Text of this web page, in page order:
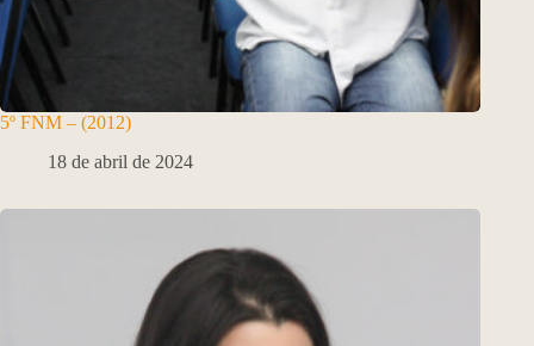
5º FNM – (2012)
18 de abril de 2024